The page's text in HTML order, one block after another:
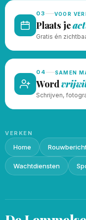
03 VOOR
Plaats je
Gratis én
04 SAMEN
Word
Schrijven,
VERKEN
Home
Wachtdiensten